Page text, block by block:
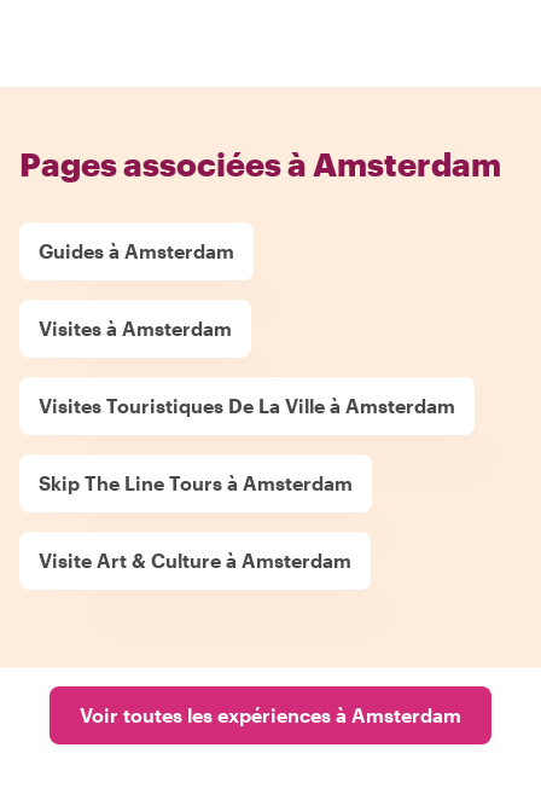
Pages associées à Amsterdam
Guides à Amsterdam
Visites à Amsterdam
Visites Touristiques De La Ville à Amsterdam
Skip The Line Tours à Amsterdam
Visite Art & Culture à Amsterdam
Voir toutes les expériences à Amsterdam